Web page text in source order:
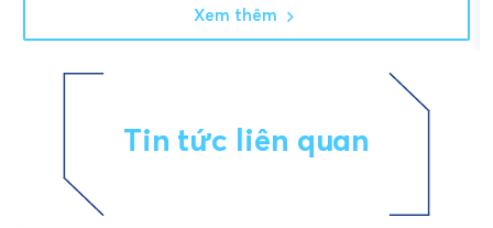
Xem thêm
Tin tức liên quan